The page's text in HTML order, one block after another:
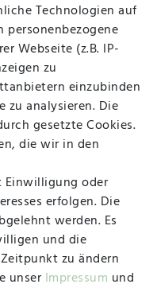
Kontakt
Technologien auf
personenbezogene
Webseite (z.B. IP-
zu
einzubinden
zu analysieren. Die
gesetzte Cookies.
die wir in den
Einwilligung oder
erfolgen. Die
werden. Es
und die
zu ändern
unser Impressum und